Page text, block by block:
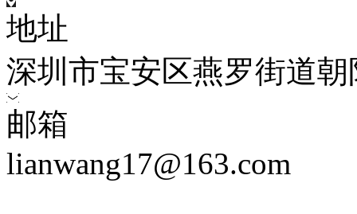
地址
深圳市宝安区燕罗街道
邮箱
lianwang17@163.com